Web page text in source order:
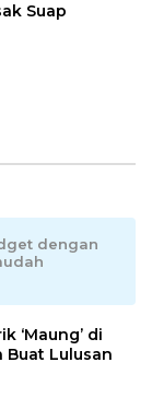
Suap
dengan
‘Maung’ di
Buat Lulusan